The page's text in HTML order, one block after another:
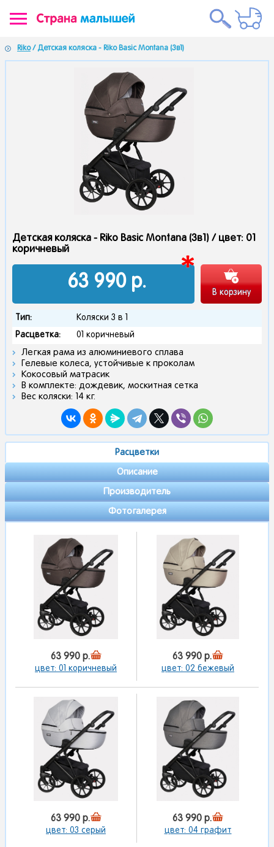
Riko/ Детская коляска - Riko Basic Montana (3в1)
Детская коляска - Riko Basic Montana (3в1) / цвет: 01
коричневый
63 990р.
В корзину
Тип: Коляски 3 в 1
Расцветка: 01 коричневый
Легкая рама из алюминиевого сплава
Гелевые колеса, устойчивые к проколам
Кокосовый матрасик
В комплекте: дождевик, москитная сетка
Вес коляски: 14 кг.
Расцветки
Описание
Производитель
Фотогалерея
63 990 р.
цвет: 01 коричневый
63 990 р.
цвет: 02 бежевый
63 990 р.
цвет: 03 серый
63 990 р.
цвет: 04 графит